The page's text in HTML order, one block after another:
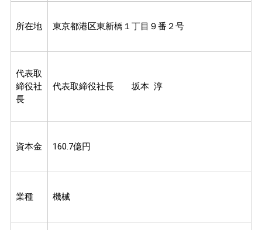
所在地 東京都港区東新橋１丁目９番２号
代表取
締役社
長
代表取締役社長 坂本 淳
資本金 160.7億円
業種 機械